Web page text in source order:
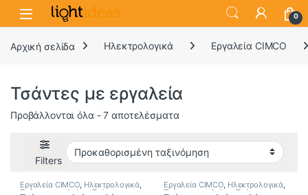
0
Αρχική σελίδα Ηλεκτρολογικά Εργαλεία CIMCO
Τσάντες με εργαλεία
Προβάλλονται όλα - 7 αποτελέσματα
Filters
Εργαλεία CIMCO, Ηλεκτρολογικά,
Τσάντες εργαλείων ,Τσάντες με
Εργαλεία CIMCO, Ηλεκτρολογικά,
Τσάντες εργαλείων ,Τσάντες με